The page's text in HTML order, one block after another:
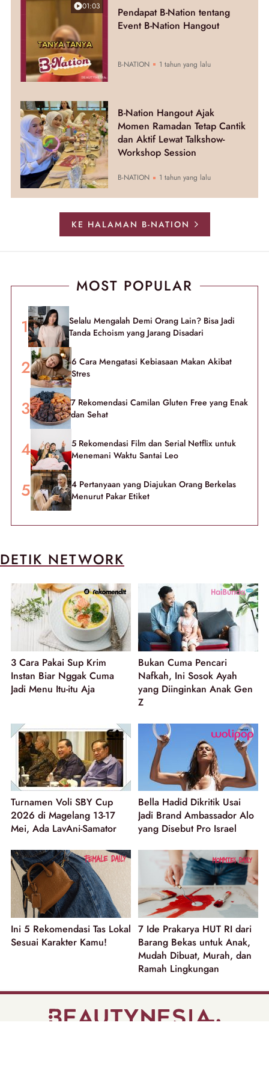
01:03
Pendapat B-Nation tentang
Event B-Nation Hangout
B-NATION 1 tahun yang lalu
B-Nation Hangout Ajak
Momen Ramadan Tetap Cantik
dan Aktif Lewat Talkshow-
Workshop Session
B-NATION 1 tahun yang lalu
KE HALAMAN B-NATION
MOST POPULAR
Selalu Mengalah Demi Orang Lain? Bisa Jadi
Tanda Echoism yang Jarang Disadari
6 Cara Mengatasi Kebiasaan Makan Akibat
Stres
7 Rekomendasi Camilan Gluten Free yang Enak
dan Sehat
5 Rekomendasi Film dan Serial Netflix untuk
Menemani Waktu Santai Leo
4 Pertanyaan yang Diajukan Orang Berkelas
Menurut Pakar Etiket
DETIK NETWORK
3 Cara Pakai Sup Krim
Instan Biar Nggak Cuma
Jadi Menu Itu-itu Aja
Bukan Cuma Pencari
Nafkah, Ini Sosok Ayah
yang Diinginkan Anak Gen
Z
Turnamen Voli SBY Cup
2026 di Magelang 13-17
Mei, Ada LavAni-Samator
Bella Hadid Dikritik Usai
Jadi Brand Ambassador Alo
yang Disebut Pro Israel
Ini 5 Rekomendasi Tas Lokal
Sesuai Karakter Kamu!
7 Ide Prakarya HUT RI dari
Barang Bekas untuk Anak,
Mudah Dibuat, Murah, dan
Ramah Lingkungan